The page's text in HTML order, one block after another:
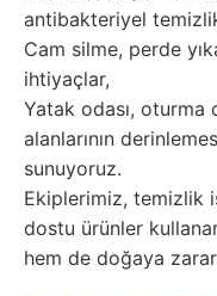
antibakteriyel
Cam silme, perde
ihtiyaçlar,
Yatak odası, oturma
alanlarının
sunuyoruz.
Ekiplerimiz, temizlik
dostu ürünler
hem de doğaya